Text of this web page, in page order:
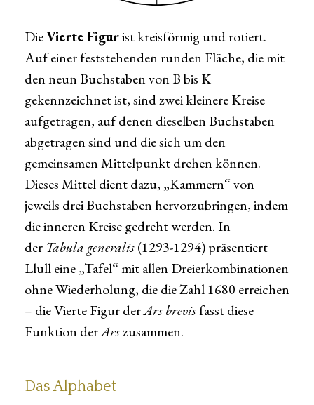
DieVierte Figurist kreisförmig und rotiert.
Auf einer feststehenden runden Fläche, die mit
den neun Buchstaben von B bis K
gekennzeichnet ist, sind zwei kleinere Kreise
aufgetragen, auf denen dieselben Buchstaben
abgetragen sind und die sich um den
gemeinsamen Mittelpunkt drehen können.
Dieses Mittel dient dazu, „Kammern“ von
jeweils drei Buchstaben hervorzubringen, indem
die inneren Kreise gedreht werden. In
der Tabula generalis(1293-1294) präsentiert
Llull eine „Tafel“ mit allen Dreierkombinationen
ohne Wiederholung, die die Zahl 1680 erreichen
– die Vierte Figur derArs brevisfasst diese
Funktion derArszusammen.
Das Alphabet